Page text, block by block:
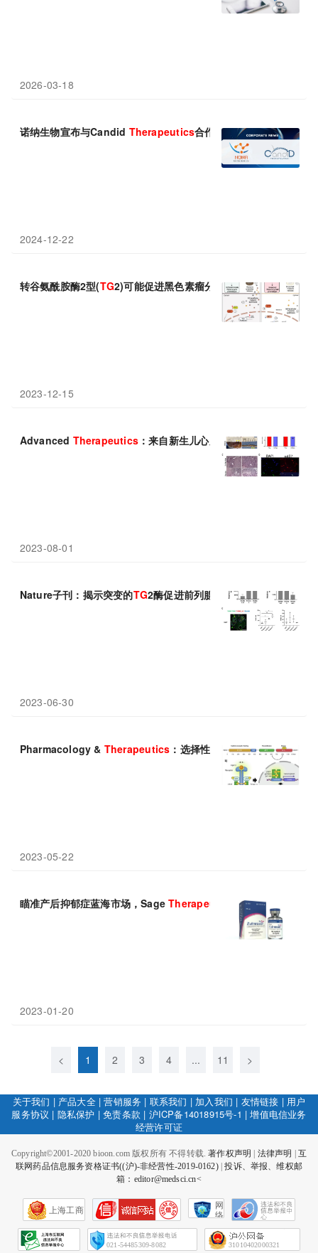
2026-03-18
诺纳生物宣布与Candid Therapeutics合作开发新一代T细胞衔接
2024-12-22
转谷氨酰胺酶2型(TG2)可能促进黑色素瘤分化和损害其转移潜力
2023-12-15
Advanced Therapeutics ：来自新生儿心脏的间充质干细胞有望
2023-08-01
Nature子刊：揭示突变的TG2酶促进前列腺癌进展和扩散机制
2023-06-30
Pharmacology & Therapeutics ：选择性JAK1抑制剂治疗炎症
2023-05-22
瞄准产后抑郁症蓝海市场，SageTherapeutics 能否凭口服新药
2023-01-20
< 1 2 3 4 ... 11 >
关于我们 | 产品大全|营销服务 | 联系我们 | 加入我们 | 友情链接 | 用户
服务协议 | 隐私保护 |免责条款 | 沪ICP备14018915号-1 |增值电信业务
经营许可证
Copyright©2001-2020 bioon.com 版权所有 不得转载.著作权声明 法律声明
互
联网药品信息服务资格证书((沪)-非经营性-2019-0162)|投诉、举报、维权邮
箱：editor@medsci.cn<
上海工商
网
络
会
征
021-54485309-8082 31010402000321